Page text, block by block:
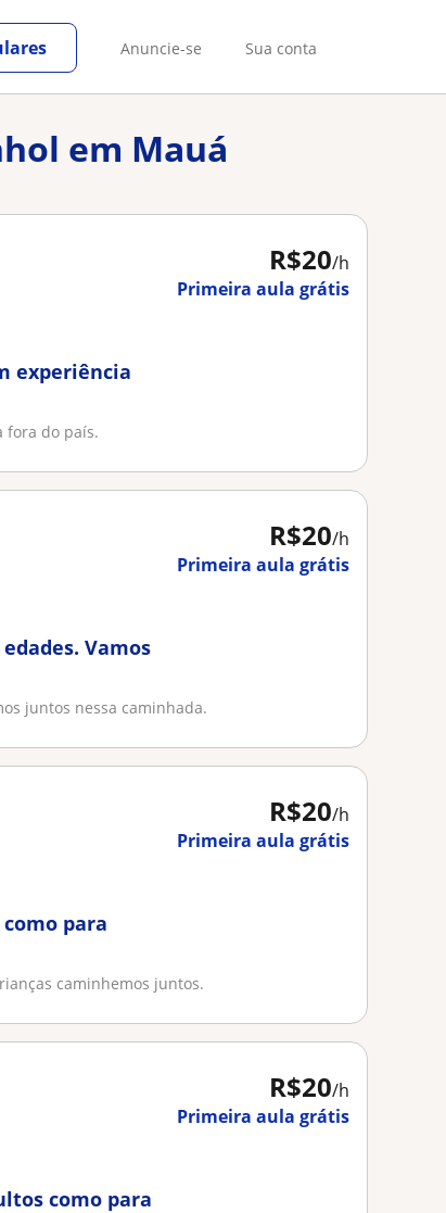
Anuncie-se Sua conta
em Mauá
R$20/h
Primeira aula grátis
experiência
fora do país.
R$20/h
Primeira aula grátis
Vamos
juntos nessa caminhada.
R$20/h
Primeira aula grátis
para
caminhemos juntos.
R$20/h
Primeira aula grátis
como para